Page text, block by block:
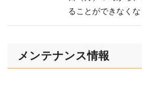
ることができなくな
メンテナンス情報